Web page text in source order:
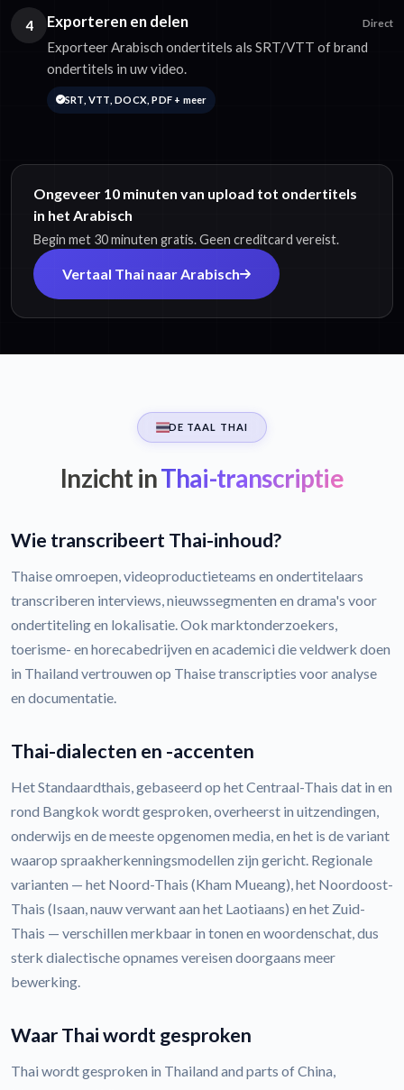
4 Exporteren en delen Direct
Exporteer Arabisch ondertitels als SRT/VTT of brand
ondertitels in uw video.
SRT, VTT, DOCX, PDF + meer
Ongeveer 10 minuten van upload tot ondertitels
in het Arabisch
Begin met 30 minuten gratis. Geen creditcard vereist.
Vertaal Thai naar Arabisch
DE TAAL THAI
Inzicht inThai-transcriptie
Wie transcribeert Thai-inhoud?
Thaise omroepen, videoproductieteams en ondertitelaars
transcriberen interviews, nieuwssegmenten en drama's voor
ondertiteling en lokalisatie. Ook marktonderzoekers,
toerisme- en horecabedrijven en academici die veldwerk doen
in Thailand vertrouwen op Thaise transcripties voor analyse
en documentatie.
Thai-dialecten en -accenten
Het Standaardthais, gebaseerd op het Centraal-Thais dat in en
rond Bangkok wordt gesproken, overheerst in uitzendingen,
onderwijs en de meeste opgenomen media, en het is de variant
waarop spraakherkenningsmodellen zijn gericht. Regionale
varianten — het Noord-Thais (Kham Mueang), het Noordoost-
Thais (Isaan, nauw verwant aan het Laotiaans) en het Zuid-
Thais — verschillen merkbaar in tonen en woordenschat, dus
sterk dialectische opnames vereisen doorgaans meer
bewerking.
Waar Thai wordt gesproken
Thai wordt gesproken in Thailand and parts of China,